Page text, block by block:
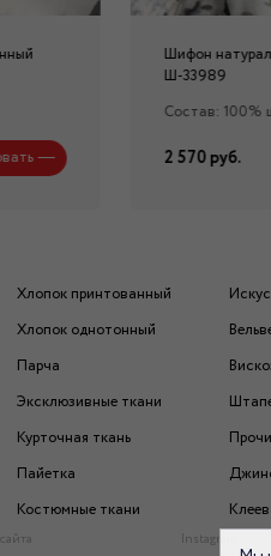
Шифон
Ш-33989
Состав: 100%
2 570 руб.
Хлопок принтованный
Хлопок однотонный
Парча
Эксклюзивные ткани
Курточная ткань
Пайетка
Костюмные ткани
Instagram